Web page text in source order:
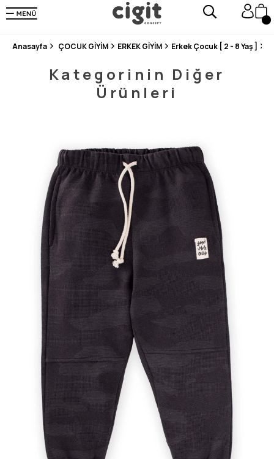
250.000'DEN FAZLA DEĞERLENDİRMEDE 5 ÜZERİNDEN 4.8 PUAN ALDI ⭐⭐⭐⭐⭐
3 MİLYONDAN FAZLA MUTLU MÜŞTERİ ❤️ 10 MİLYON ÜRÜN
Anasayfa ÇOCUK GİYİM ERKEK GİYİM Erkek Çocuk [ 2 - 8 Yaş ]
Kategorinin Diğer
Ürünleri